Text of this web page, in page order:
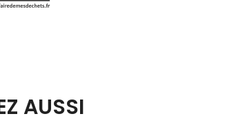
AUSSI